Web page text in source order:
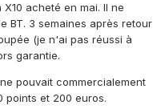
acheté en mai. Il ne
BT. 3 semaines après retour
(je n'ai pas réussi à
garantie.
pouvait commercialement
points et 200 euros.